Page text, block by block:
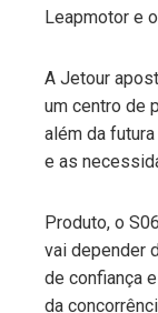
Leapmotor e
A Jetour
um centro de
além da
e as
Produto, o
vai depender
de confiança
da